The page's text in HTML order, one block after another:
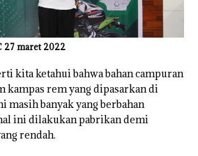
27 maret 2022
kita ketahui bahwa bahan campuran
kampas rem yang dipasarkan di
masih banyak yang berbahan
ini dilakukan pabrikan demi
rendah.